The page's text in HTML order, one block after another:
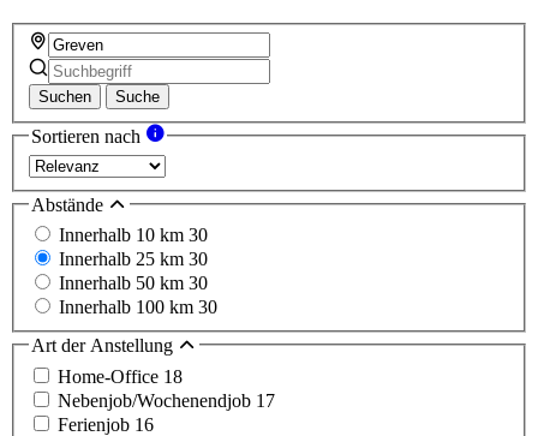
Suchen Suche
Sortieren nach
Abstände
Innerhalb 10 km 30
Innerhalb 25 km 30
Innerhalb 50 km 30
Innerhalb 100 km 30
Art der Anstellung
Home-Office 18
Nebenjob/Wochenendjob 17
Ferienjob 16